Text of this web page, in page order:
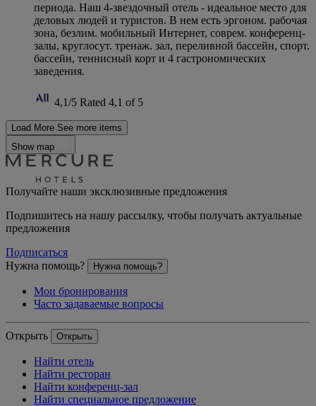
периода. Наш 4-звездочный отель - идеальное место для
деловых людей и туристов. В нем есть эргоном. рабочая
зона, безлим. мобильный Интернет, соврем. конференц-
залы, круглосут. тренаж. зал, переливной бассейн, спорт.
бассейн, теннисный корт и 4 гастрономических
заведения.
4,1/5 Rated 4,1 of 5
Load More See more items
Show map
Получайте наши эксклюзивные предложения
Подпишитесь на нашу рассылку, чтобы получать актуальные
предложения
Подписаться
Нужна помощь?
Нужна помощь?
Мои бронирования
Часто задаваемые вопросы
Открыть Открыть
Найти отель
Найти ресторан
Найти конференц-зал
Найти специальное предложение